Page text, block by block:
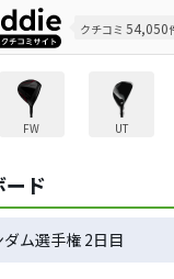
クチコミ 54,050
FW UT
ード
ダム選手権 2日目